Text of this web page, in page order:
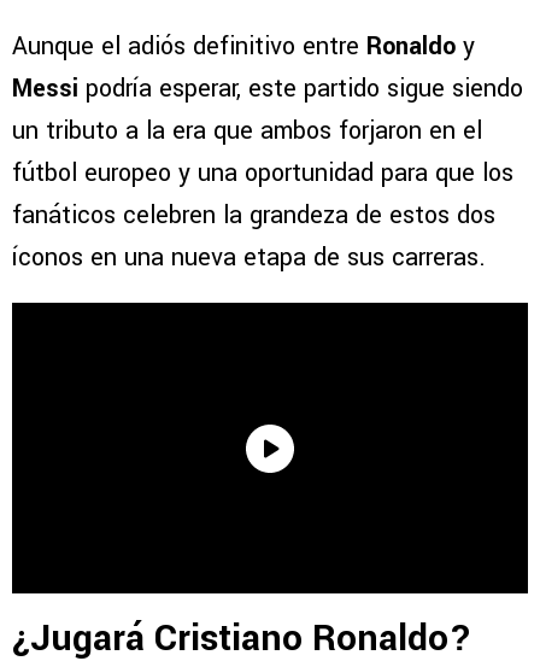
Aunque el adiós definitivo entre Ronaldo y
Messi podría esperar, este partido sigue siendo
un tributo a la era que ambos forjaron en el
fútbol europeo y una oportunidad para que los
fanáticos celebren la grandeza de estos dos
íconos en una nueva etapa de sus carreras.
¿Jugará Cristiano Ronaldo?